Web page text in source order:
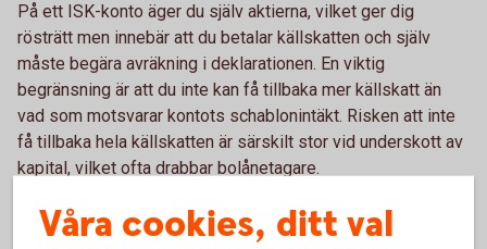
På ett ISK-konto äger du själv aktierna, vilket ger dig
rösträtt men innebär att du betalar källskatten och själv
måste begära avräkning i deklarationen. En viktig
begränsning är att du inte kan få tillbaka mer källskatt än
vad som motsvarar kontots schablonintäkt. Risken att inte
få tillbaka hela källskatten är särskilt stor vid underskott av
kapital, vilket ofta drabbar bolånetagare.
Ränteavdrag vid
Våra cookies, ditt val